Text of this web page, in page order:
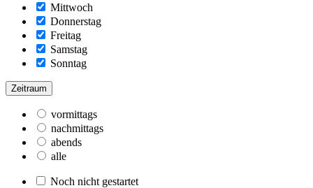
Mittwoch
Donnerstag
Freitag
Samstag
Sonntag
Zeitraum
vormittags
nachmittags
abends
alle
Noch nicht gestartet